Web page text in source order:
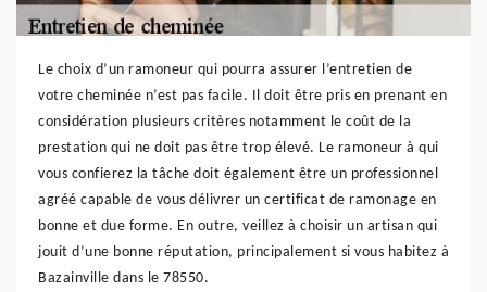
Le choix d’un ramoneur qui pourra assurer l’entretien de
votre cheminée n’est pas facile. Il doit être pris en prenant en
considération plusieurs critères notamment le coût de la
prestation qui ne doit pas être trop élevé. Le ramoneur à qui
vous confierez la tâche doit également être un professionnel
agréé capable de vous délivrer un certificat de ramonage en
bonne et due forme. En outre, veillez à choisir un artisan qui
jouit d’une bonne réputation, principalement si vous habitez à
Bazainville dans le 78550.